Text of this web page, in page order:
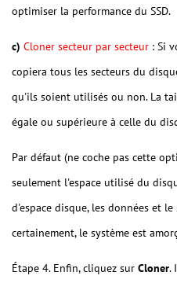
optimiser la performance du SSD.
c) Cloner secteur par secteur : Si
copiera tous les secteurs du
qu'ils soient utilisés ou non. La
égale ou supérieure à celle du
Par défaut (ne coche pas cette
seulement l'espace utilisé du
d'espace disque, les données et
certainement, le système est
Étape 4. Enfin, cliquez sur Cloner.